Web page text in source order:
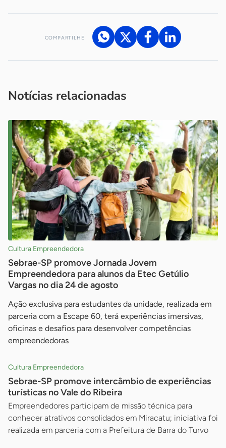
COMPARTILHE
Notícias relacionadas
Cultura Empreendedora
Sebrae-SP promove Jornada Jovem
Empreendedora para alunos da Etec Getúlio
Vargas no dia 24 de agosto
Ação exclusiva para estudantes da unidade, realizada em
parceria com a Escape 60, terá experiências imersivas,
oficinas e desafios para desenvolver competências
empreendedoras
Cultura Empreendedora
Sebrae-SP promove intercâmbio de experiências
turísticas no Vale do Ribeira
Empreendedores participam de missão técnica para
conhecer atrativos consolidados em Miracatu; iniciativa foi
realizada em parceria com a Prefeitura de Barra do Turvo